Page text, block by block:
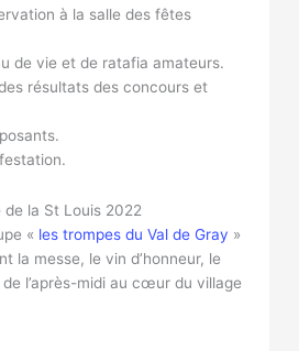
à la salle des fêtes
de vie et de ratafia amateurs.
résultats des concours et
la St Louis 2022
« les trompes du Val de Gray »
la messe, le vin d’honneur, le
l’après-midi au cœur du village